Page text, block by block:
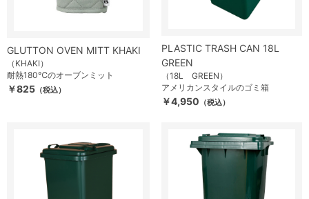
GLUTTON OVEN MITT KHAKI
（KHAKI）
耐熱180℃のオーブンミット
￥825 （税込）
PLASTIC TRASH CAN 18L
GREEN
（18L GREEN）
アメリカンスタイルのゴミ箱
￥4,950 （税込）